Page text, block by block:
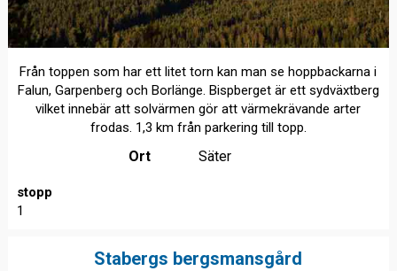
Från toppen som har ett litet torn kan man se hoppbackarna i
Falun, Garpenberg och Borlänge. Bispberget är ett sydväxtberg
vilket innebär att solvärmen gör att värmekrävande arter
frodas. 1,3 km från parkering till topp.
Ort Säter
stopp
1
Stabergs bergsmansgård